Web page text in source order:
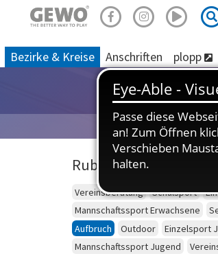
Bezirke & Kreise Anschriften plopp
Rubriken
Vereinsberatung Schulsport
Mannschaftssport Erwachsene
Aufbruch
Outdoor
Einzelsport
Mannschaftssport Jugend